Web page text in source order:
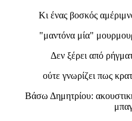
Κι ένας βοσκός
"μαντόνα μία"
Δεν ξέρει από
ούτε γνωρίζει πως
Βάσω Δημητρίου: